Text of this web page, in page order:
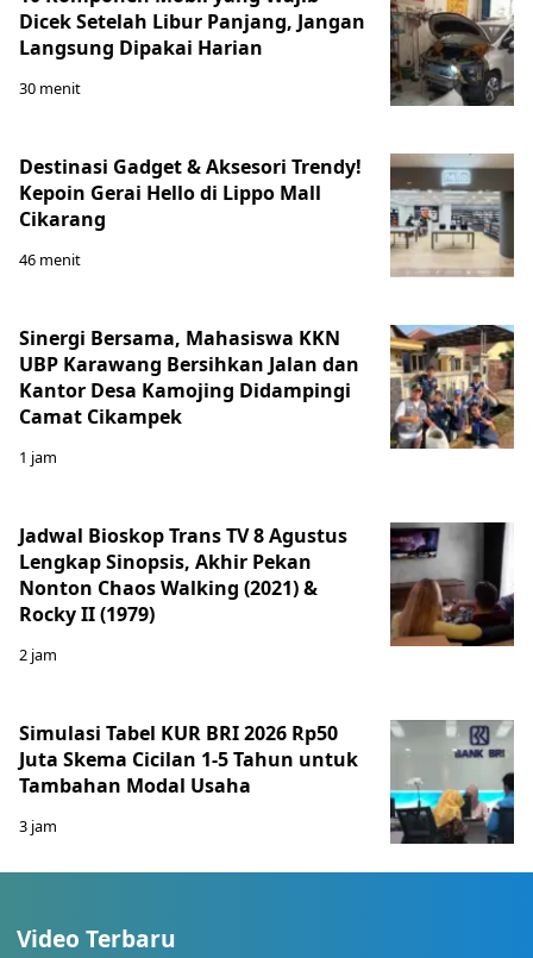
Dicek Setelah Libur Panjang, Jangan
Langsung Dipakai Harian
30 menit
Destinasi Gadget & Aksesori Trendy!
Kepoin Gerai Hello di Lippo Mall
Cikarang
46 menit
Sinergi Bersama, Mahasiswa KKN
UBP Karawang Bersihkan Jalan dan
Kantor Desa Kamojing Didampingi
Camat Cikampek
1 jam
Jadwal Bioskop Trans TV 8 Agustus
Lengkap Sinopsis, Akhir Pekan
Nonton Chaos Walking (2021) &
Rocky II (1979)
2 jam
Simulasi Tabel KUR BRI 2026 Rp50
Juta Skema Cicilan 1-5 Tahun untuk
Tambahan Modal Usaha
3 jam
Video Terbaru